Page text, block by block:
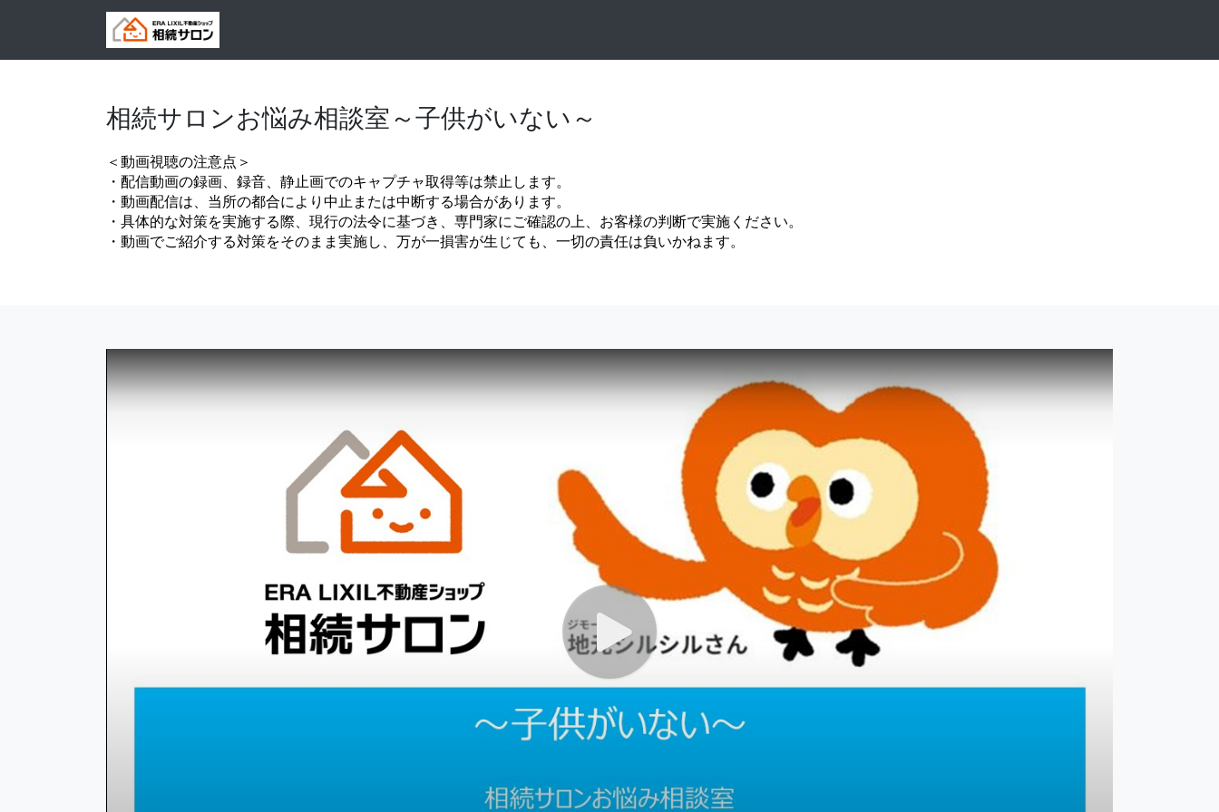
相続サロンお悩み相談室～子供がいない～
＜動画視聴の注意点＞
・配信動画の録画、録音、静止画でのキャプチャ取得等は禁止します。
・動画配信は、当所の都合により中止または中断する場合があります。
・具体的な対策を実施する際、現行の法令に基づき、専門家にご確認の上、お客様の判断で実施ください。
・動画でご紹介する対策をそのまま実施し、万が一損害が生じても、一切の責任は負いかねます。